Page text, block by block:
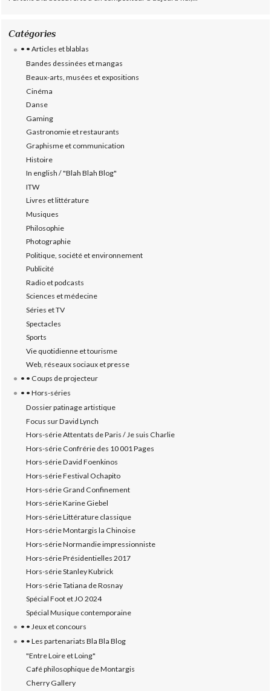
Catégories
• • Articles et blablas
Bandes dessinées et mangas
Beaux-arts, musées et expositions
Cinéma
Danse
Gaming
Gastronomie et restaurants
Graphisme et communication
Histoire
In english / "Blah Blah Blog"
ITW
Livres et littérature
Musiques
Philosophie
Photographie
Politique, société et environnement
Publicité
Radio et podcasts
Sciences et médecine
Séries et TV
Spectacles
Sports
Vie quotidienne et tourisme
Web, réseaux sociaux et presse
• • Coups de projecteur
• • Hors-séries
Dossier patinage artistique
Focus sur David Lynch
Hors-série Attentats de Paris / Je suis Charlie
Hors-série Confrérie des 10 001 Pages
Hors-série David Foenkinos
Hors-série Festival Ochapito
Hors-série Grand Confinement
Hors-série Karine Giebel
Hors-série Littérature classique
Hors-série Montargis la Chinoise
Hors-série Normandie impressionniste
Hors-série Présidentielles 2017
Hors-série Stanley Kubrick
Hors-série Tatiana de Rosnay
Spécial Foot et JO 2024
Spécial Musique contemporaine
• • Jeux et concours
• • Les partenariats Bla Bla Blog
"Entre Loire et Loing"
Café philosophique de Montargis
Cherry Gallery